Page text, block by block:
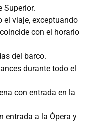
Superior.
el viaje, exceptuando
con el horario
del barco.
durante todo el
con entrada en la
entrada a la Ópera y